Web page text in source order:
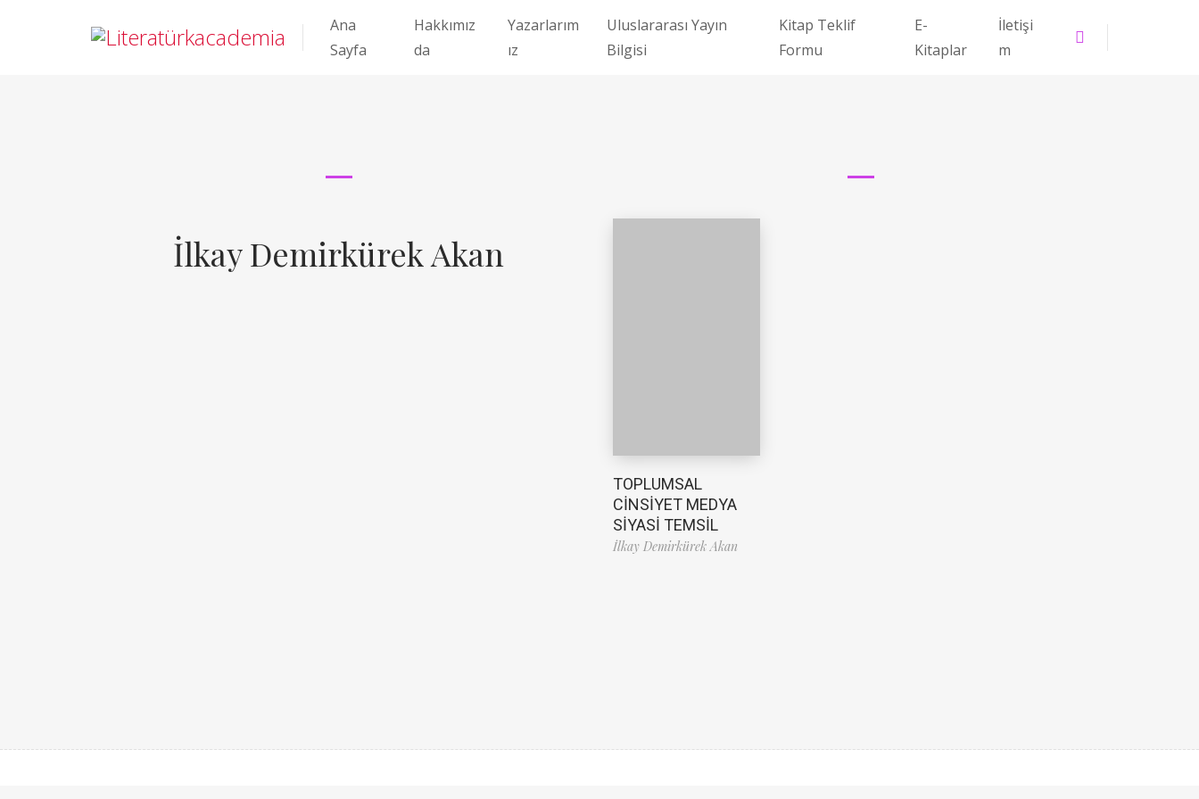
Ana
Sayfa
Hakkımız
da
Yazarlarım
ız
Uluslararası Yayın
Bilgisi
Kitap Teklif
Formu
E-
Kitaplar
İletişi
m
İlkay Demirkürek Akan
TOPLUMSAL
CİNSİYET MEDYA
SİYASİ TEMSİL
İlkay Demirkürek Akan